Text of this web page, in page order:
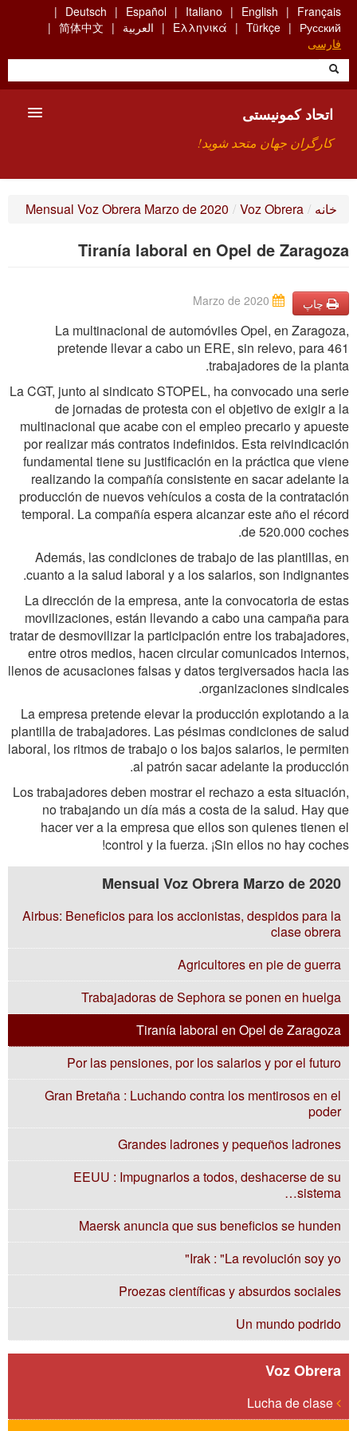
Skip
main
content
Français
English
Italiano
Español
Deutsch
Русский
Türkçe
Ελληνικά العربية
简体中文
فارسی
اتحاد کمونیستی
کارگران جهان متحد شوید!
ارتباط
خانه /
Voz Obrera
/
Mensual Voz Obrera Marzo de 2020
Tiranía laboral en Opel de Zaragoza
چاپ
La multinacional de automóviles Opel, en Zaragoza,
pretende llevar a cabo un ERE, sin relevo, para 461
trabajadores de la planta.
La CGT, junto al sindicato STOPEL, ha convocado una serie
de jornadas de protesta con el objetivo de exigir a la
multinacional que acabe con el empleo precario y apueste
por realizar más contratos indefinidos. Esta reivindicación
fundamental tiene su justificación en la práctica que viene
realizando la compañía consistente en sacar adelante la
producción de nuevos vehículos a costa de la contratación
temporal. La compañía espera alcanzar este año el récord
de 520.000 coches.
Además, las condiciones de trabajo de las plantillas, en
cuanto a la salud laboral y a los salarios, son indignantes.
La dirección de la empresa, ante la convocatoria de estas
movilizaciones, están llevando a cabo una campaña para
tratar de desmovilizar la participación entre los trabajadores,
entre otros medios, hacen circular comunicados internos,
llenos de acusaciones falsas y datos tergiversados hacia las
organizaciones sindicales.
La empresa pretende elevar la producción explotando a la
plantilla de trabajadores. Las pésimas condiciones de salud
laboral, los ritmos de trabajo o los bajos salarios, le permiten
al patrón sacar adelante la producción.
Los trabajadores deben mostrar el rechazo a esta situación,
no trabajando un día más a costa de la salud. Hay que
hacer ver a la empresa que ellos son quienes tienen el
control y la fuerza. ¡Sin ellos no hay coches!
Mensual Voz Obrera Marzo de 2020
Airbus: Beneficios para los accionistas, despidos para la
clase obrera
Agricultores en pie de guerra
Trabajadoras de Sephora se ponen en huelga
Tiranía laboral en Opel de Zaragoza
Por las pensiones, por los salarios y por el futuro
Gran Bretaña : Luchando contra los mentirosos en el
poder
Grandes ladrones y pequeños ladrones
EEUU : Impugnarlos a todos, deshacerse de su
sistema…
Maersk anuncia que sus beneficios se hunden
Irak : "La revolución soy yo"
Proezas científicas y absurdos sociales
Un mundo podrido
Voz Obrera